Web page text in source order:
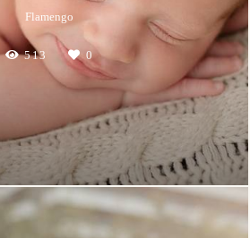
Flamengo
513 0